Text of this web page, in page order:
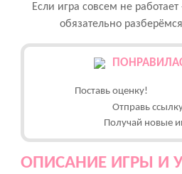
Если игра совсем не
обязательно
Поставь оценку!
Отправь
Получай новые
ОПИСАНИЕ ИГРЫ И